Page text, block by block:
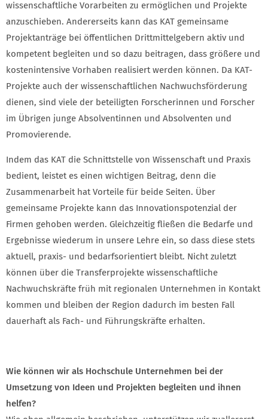
wissenschaftliche Vorarbeiten zu ermöglichen und Projekte
anzuschieben. Andererseits kann das KAT gemeinsame
Projektanträge bei öffentlichen Drittmittelgebern aktiv und
kompetent begleiten und so dazu beitragen, dass größere und
kostenintensive Vorhaben realisiert werden können. Da KAT-
Projekte auch der wissenschaftlichen Nachwuchsförderung
dienen, sind viele der beteiligten Forscherinnen und Forscher
im Übrigen junge Absolventinnen und Absolventen und
Promovierende.
Indem das KAT die Schnittstelle von Wissenschaft und Praxis
bedient, leistet es einen wichtigen Beitrag, denn die
Zusammenarbeit hat Vorteile für beide Seiten. Über
gemeinsame Projekte kann das Innovationspotenzial der
Firmen gehoben werden. Gleichzeitig fließen die Bedarfe und
Ergebnisse wiederum in unsere Lehre ein, so dass diese stets
aktuell, praxis- und bedarfsorientiert bleibt. Nicht zuletzt
können über die Transferprojekte wissenschaftliche
Nachwuchskräfte früh mit regionalen Unternehmen in Kontakt
kommen und bleiben der Region dadurch im besten Fall
dauerhaft als Fach- und Führungskräfte erhalten.
Wie können wir als Hochschule Unternehmen bei der
Umsetzung von Ideen und Projekten begleiten und ihnen
helfen?